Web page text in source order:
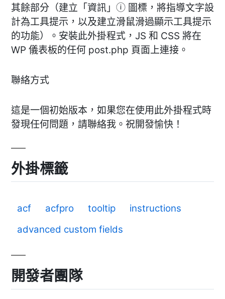
其餘部分（建立「資訊」ⓘ 圖標，將指導文字設
計為工具提示，以及建立滑鼠滑過顯示工具提示
的功能）。安裝此外掛程式，JS 和 CSS 將在
WP 儀表板的任何 post.php 頁面上連接。
聯絡方式
這是一個初始版本，如果您在使用此外掛程式時
發現任何問題，請聯絡我。祝開發愉快！
外掛標籤
acf acfpro tooltip
instructions
advanced custom fields
開發者團隊